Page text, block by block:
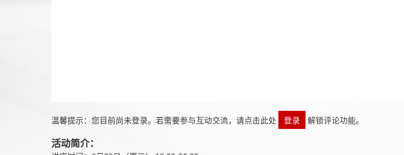
温馨提示：您目前尚未登录。若需要参与互动交流，请点击此处 登录 解锁评论功能。
活动简介：